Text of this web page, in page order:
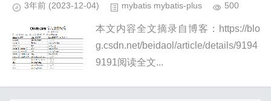
3年前 (2023-12-04) mybatis mybatis-plus 500
本文内容全文摘录自博客：https://blo
g.csdn.net/beidaol/article/details/9194
9191阅读全文...